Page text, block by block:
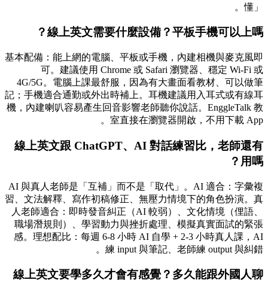
懂」。
線上英文需要什麼設備？平板手機可以上嗎？
基本配備：能上網的電腦、平板或手機，內建相機與麥克風即
可。建議使用 Chrome 或 Safari 瀏覽器、穩定 Wi-Fi 或
4G/5G。電腦上課最舒服，因為有大畫面看教材、可以做筆
記；手機適合通勤或外出時補上。耳機建議用入耳式或有線耳
機，內建喇叭容易產生回音影響老師聽你說話。EnggleTalk 教
室直接在瀏覽器開啟，不用下載 App。
線上英文跟 ChatGPT、AI 對話練習比，老師還有
用嗎？
AI 與真人老師是「互補」而不是「取代」。AI 適合：字彙複
習、文法解釋、寫作初稿修正、無壓力情境下的角色扮演。真
人老師適合：即時發音糾正（AI 較弱）、文化情境（俚語、
職場潛規則）、學習動力與挫折處理、模擬真實面試的緊張
感。理想配比：每週 6-8 小時 AI 自學 + 2-3 小時真人課，AI
練 input 與筆記、老師練 output 與糾錯。
線上英文要學多久才會有感覺？多久能跟外國人聊